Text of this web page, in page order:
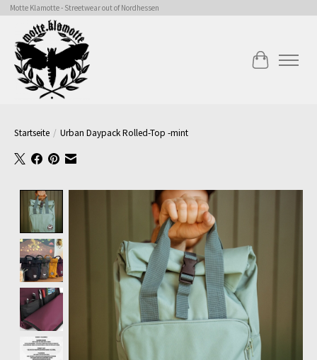
Motte Klamotte - Streetwear out of Nordhessen
Ihr
Startseite / Urban Daypack Rolled-Top -mint
Product image slideshow Items